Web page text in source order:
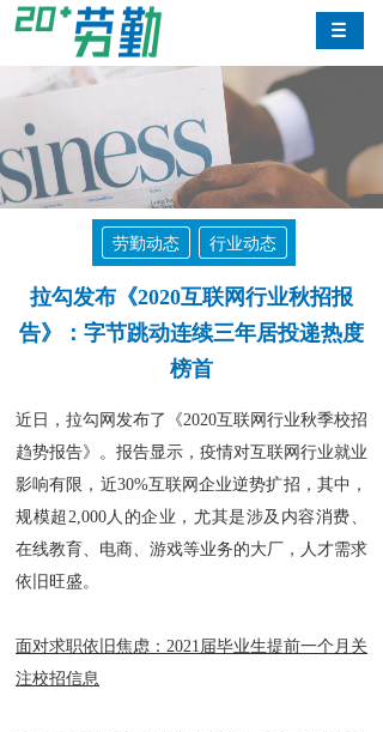
劳勤动态 行业动态
拉勾发布《2020互联网行业秋招报
告》：字节跳动连续三年居投递热度
榜首
近日，拉勾网发布了《2020互联网行业秋季校招
趋势报告》。报告显示，疫情对互联网行业就业
影响有限，近30%互联网企业逆势扩招，其中，
规模超2,000人的企业，尤其是涉及内容消费、
在线教育、电商、游戏等业务的大厂，人才需求
依旧旺盛。
面对求职依旧焦虑：2021届毕业生提前一个月关
注校招信息